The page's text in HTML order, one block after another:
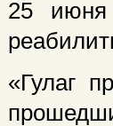
25 июня
«Гулаг